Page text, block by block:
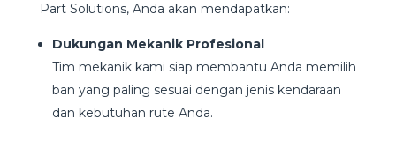
Part Solutions, Anda akan mendapatkan:
Dukungan Mekanik Profesional
Tim mekanik kami siap membantu Anda memilih
ban yang paling sesuai dengan jenis kendaraan
dan kebutuhan rute Anda.